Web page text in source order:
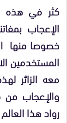
كثر في هذه
الإعجاب
خصوصا منها
المستخدمين
معه الزائر
والإعجاب من
رواد هذا